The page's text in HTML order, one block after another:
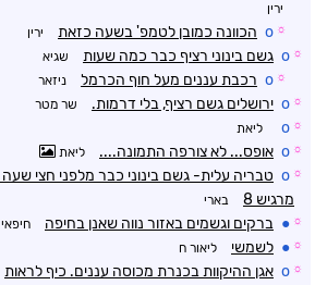
ירין
☼
o הכוונה כמובן לטמפ' בשעה כזאת ירין
☼
o גשם בינוני רציף כבר כמה שעות שגיא
☼
o רכבת עננים מעל חוף הכרמל ניזאר
☼
o ירושלים גשם רציף, בלי דרמות. שר מטר
☼
o ליאת
☼
o אופס... לא צורפה התמונה.... ליאת
☼
o
מרגיש 8
בארי
☼
● ברקים וגשמים באזור נווה שאנן בחיפה חיפאי
☼
● לשמשי ליאור ח
☼
o אגן ההיקוות בכנרת מכוסה עננים. כיף לראות